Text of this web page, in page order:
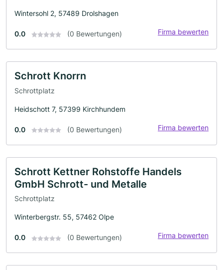
Wintersohl 2, 57489 Drolshagen
0.0 (0 Bewertungen) Firma bewerten
Schrott Knorrn
Schrottplatz
Heidschott 7, 57399 Kirchhundem
0.0 (0 Bewertungen) Firma bewerten
Schrott Kettner Rohstoffe Handels
GmbH Schrott- und Metalle
Schrottplatz
Winterbergstr. 55, 57462 Olpe
0.0 (0 Bewertungen) Firma bewerten